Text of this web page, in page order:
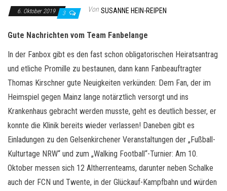
6. Oktober 2019 3 Von SUSANNE HEIN-REIPEN
Gute Nachrichten vom Team Fanbelange
In der Fanbox gibt es den fast schon obligatorischen Heiratsantrag
und etliche Promille zu bestaunen, dann kann Fanbeauftragter
Thomas Kirschner gute Neuigkeiten verkünden: Dem Fan, der im
Heimspiel gegen Mainz lange notärztlich versorgt und ins
Krankenhaus gebracht werden musste, geht es deutlich besser, er
konnte die Klinik bereits wieder verlassen! Daneben gibt es
Einladungen zu den Gelsenkirchener Veranstaltungen der „Fußball-
Kulturtage NRW“ und zum „Walking Football“-Turnier: Am 10.
Oktober messen sich 12 Altherrenteams, darunter neben Schalke
auch der FCN und Twente, in der Glückauf-Kampfbahn und würden